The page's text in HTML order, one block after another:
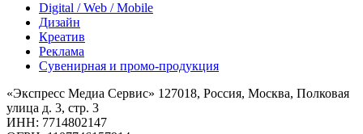
Digital / Web / Mobile
Дизайн
Креатив
Реклама
Сувенирная и промо-продукция
«Экспресс Медиа Сервис» 127018, Россия, Москва, Полковая
улица д. 3, стр. 3
ИНН: 7714802147